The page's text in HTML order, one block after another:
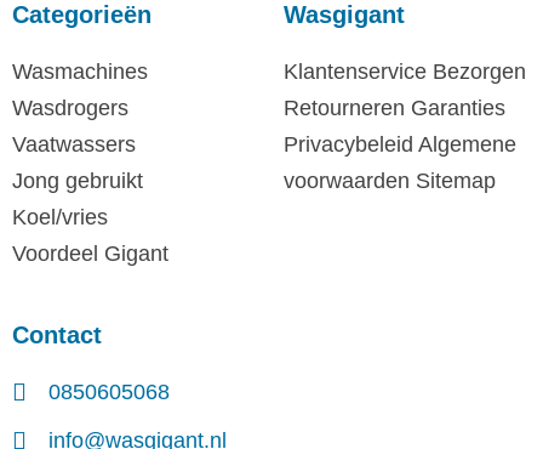
Categorieën
Wasmachines
Wasdrogers
Vaatwassers
Jong gebruikt
Koel/vries
Voordeel Gigant
Wasgigant
Klantenservice Bezorgen
Retourneren Garanties
Privacybeleid Algemene
voorwaarden Sitemap
Contact
0850605068
info@wasgigant.nl